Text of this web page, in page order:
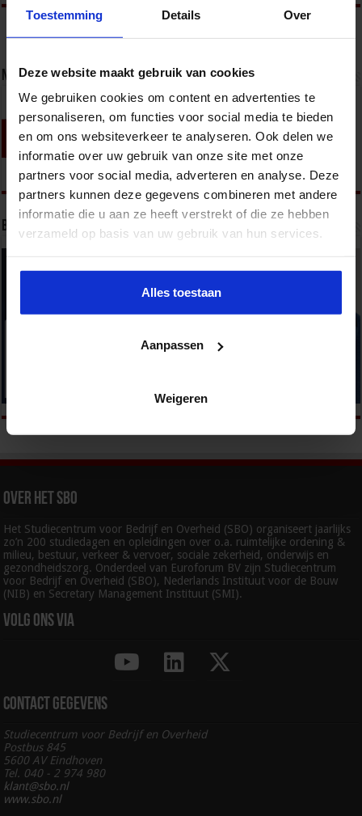
Toestemming Details Over
Deze website maakt gebruik van cookies
We gebruiken cookies om content en advertenties te
personaliseren, om functies voor social media te bieden
en om ons websiteverkeer te analyseren. Ook delen we
informatie over uw gebruik van onze site met onze
partners voor social media, adverteren en analyse. Deze
partners kunnen deze gegevens combineren met andere
informatie die u aan ze heeft verstrekt of die ze hebben
verzameld op basis van uw gebruik van hun services.
Alles toestaan
Aanpassen
Weigeren
Nieuwsbrief
Bekijk onze opleidingen
Over het SBO
Het Studiecentrum voor Bedrijf en Overheid (SBO) organiseert jaarlijks
zo’n 200 studiedagen en opleidingen over o.a. ruimtelijke ordening &
milieu, bestuur, verkeer & vervoer, sociale zekerheid, onderwijs en
gezondheidszorg. Onderdeel van Euroforum BV zijn Studiecentrum
voor Bedrijf en Overheid (SBO), Nederlands Instituut voor de Bouw
(NIB) en Secretary Management Instituut (SMI).
Volg ons via
Contact gegevens
Studiecentrum voor Bedrijf en Overheid
Postbus 845
5600 AV Eindhoven
Tel. 040 - 2 974 980
klant@sbo.nl
www.sbo.nl